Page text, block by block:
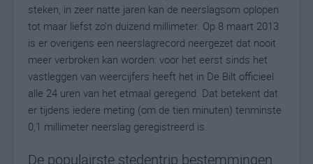
steken, in zeer natte jaren kan de neerslagsom oplopen
tot maar liefst zo'n duizend millimeter. Op 8 maart 2013
is er overigens een neerslagrecord neergezet dat nooit
meer verbroken kan worden: voor het eerst sinds het
vastleggen van weercijfers heeft het in De Bilt officieel
alle 24 uren van het etmaal geregend. Dat betekent dat
er tijdens iedere meting (om de tien minuten) tenminste
0,1 millimeter neerslag geregistreerd is.
De populairste stedentrip bestemmingen